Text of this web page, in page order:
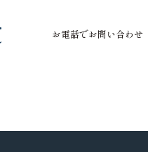
お電話でお問い合わせ